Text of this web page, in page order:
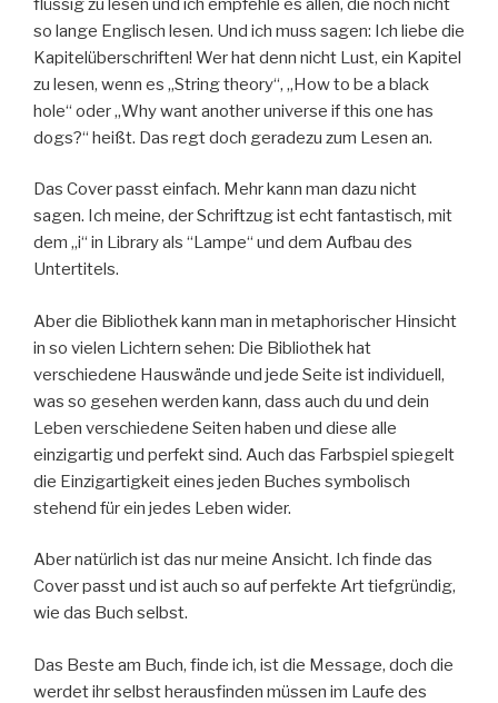
flüssig zu lesen und ich empfehle es allen, die noch nicht
so lange Englisch lesen. Und ich muss sagen: Ich liebe die
Kapitelüberschriften! Wer hat denn nicht Lust, ein Kapitel
zu lesen, wenn es „String theory“, „How to be a black
hole“ oder „Why want another universe if this one has
dogs?“ heißt. Das regt doch geradezu zum Lesen an.
Das Cover passt einfach. Mehr kann man dazu nicht
sagen. Ich meine, der Schriftzug ist echt fantastisch, mit
dem „i“ in Library als “Lampe“ und dem Aufbau des
Untertitels.
Aber die Bibliothek kann man in metaphorischer Hinsicht
in so vielen Lichtern sehen: Die Bibliothek hat
verschiedene Hauswände und jede Seite ist individuell,
was so gesehen werden kann, dass auch du und dein
Leben verschiedene Seiten haben und diese alle
einzigartig und perfekt sind. Auch das Farbspiel spiegelt
die Einzigartigkeit eines jeden Buches symbolisch
stehend für ein jedes Leben wider.
Aber natürlich ist das nur meine Ansicht. Ich finde das
Cover passt und ist auch so auf perfekte Art tiefgründig,
wie das Buch selbst.
Das Beste am Buch, finde ich, ist die Message, doch die
werdet ihr selbst herausfinden müssen im Laufe des